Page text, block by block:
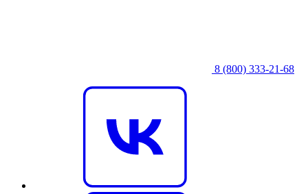
8 (800) 333‑21-68